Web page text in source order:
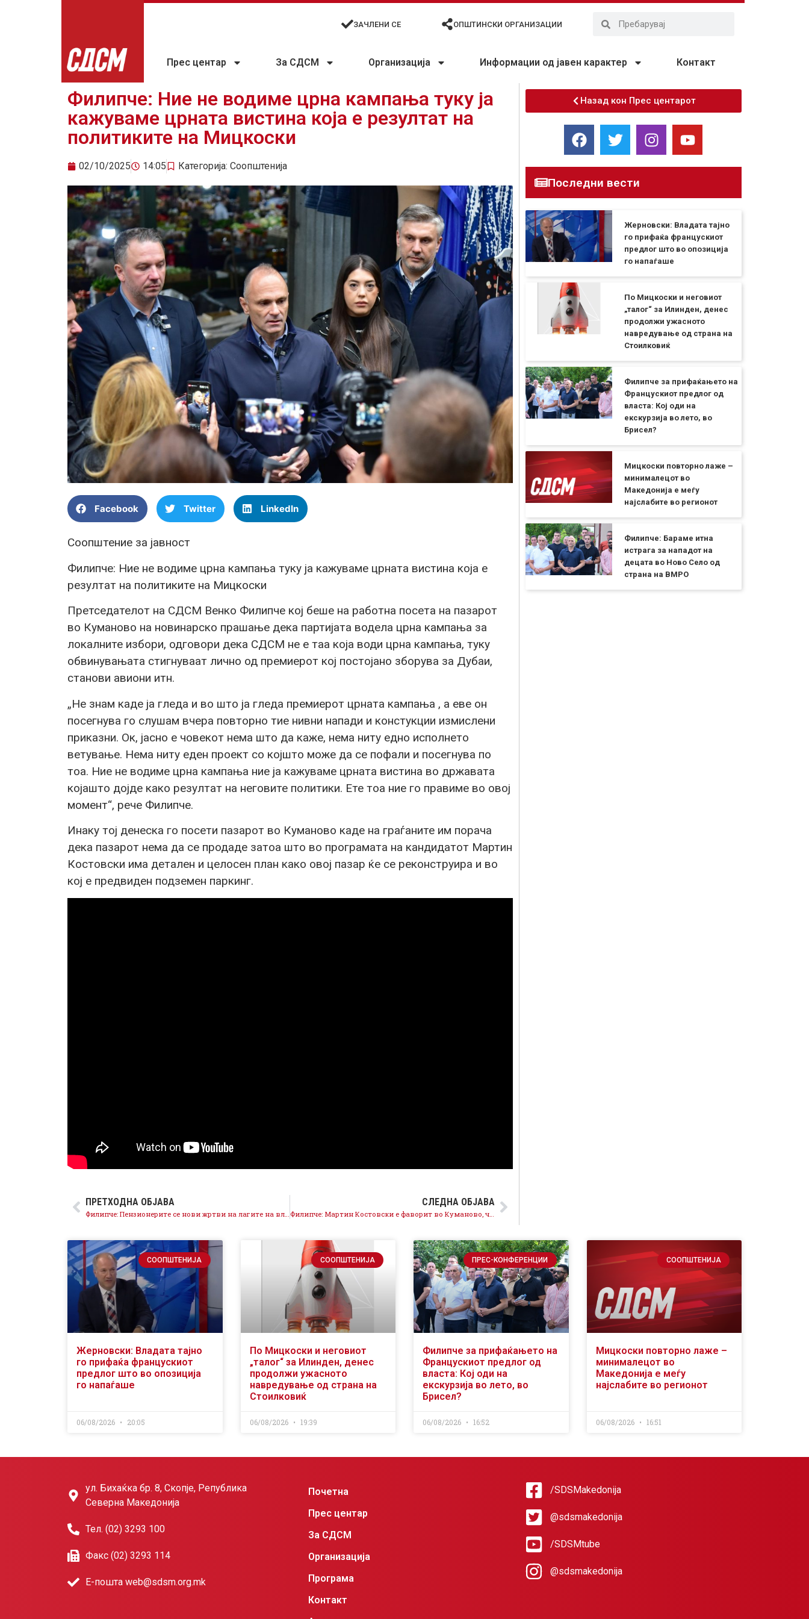
ЗАЧЛЕНИ СЕ ОПШТИНСКИ ОРГАНИЗАЦИИ
Прес центар За СДСМ Организација Информации од јавен карактер Контакт
Филипче: Ние не водиме црна кампања туку ја
кажуваме црната вистина која е резултат на
политиките на Мицкоски
02/10/2025 14:05 Категорија: Соопштенија
Facebook Twitter LinkedIn
Соопштение за јавност
Филипче: Ние не водиме црна кампања туку ја кажуваме црната вистина која е
резултат на политиките на Мицкоски
Претседателот на СДСМ Венко Филипче кој беше на работна посета на пазарот
во Куманово на новинарско прашање дека партијата водела црна кампања за
локалните избори, одговори дека СДСМ не е таа која води црна кампања, туку
обвинувањата стигнуваат лично од премиерот кој постојано зборува за Дубаи,
станови авиони итн.
„Не знам каде ја гледа и во што ја гледа премиерот црната кампања , а еве он
посегнува го слушам вчера повторно тие нивни напади и констукции измислени
приказни. Ок, јасно е човекот нема што да каже, нема ниту едно исполнето
ветување. Нема ниту еден проект со којшто може да се пофали и посегнува по
тоа. Ние не водиме црна кампања ние ја кажуваме црната вистина во државата
којашто дојде како резултат на неговите политики. Ете тоа ние го правиме во овој
момент“, рече Филипче.
Инаку тој денеска го посети пазарот во Куманово каде на граѓаните им порача
дека пазарот нема да се продаде затоа што во програмата на кандидатот Мартин
Костовски има детален и целосен план како овој пазар ќе се реконструира и во
кој е предвиден подземен паркинг.
ПРЕТХОДНА ОБЈАВА СЛЕДНА ОБЈАВА
Назад кон Прес центарот
Последни вести
Жерновски: Владата тајно
го прифаќа францускиот
предлог што во опозиција
го напаѓаше
По Мицкоски и неговиот
„талог“ за Илинден, денес
продолжи ужасното
навредување од страна на
Стоилковиќ
Филипче за прифаќањето на
Францускиот предлог од
власта: Кој оди на
екскурзија во лето, во
Брисел?
Мицкоски повторно лаже –
минималецот во
Македонија е меѓу
најслабите во регионот
Филипче: Бараме итна
истрага за нападот на
децата во Ново Село од
страна на ВМРО
СООПШТЕНИЈА
Жерновски: Владата тајно
го прифаќа францускиот
предлог што во опозиција
го напаѓаше
06/08/2026 20:05
СООПШТЕНИЈА
По Мицкоски и неговиот
„талог“ за Илинден, денес
продолжи ужасното
навредување од страна на
Стоилковиќ
06/08/2026 19:39
ПРЕС-КОНФЕРЕНЦИИ
Филипче за прифаќањето на
Францускиот предлог од
власта: Кој оди на
екскурзија во лето, во
Брисел?
06/08/2026 16:52
СООПШТЕНИЈА
Мицкоски повторно лаже –
минималецот во
Македонија е меѓу
најслабите во регионот
06/08/2026 16:51
ул. Бихаќка бр. 8, Скопје, Република
Северна Македонија
Тел. (02) 3293 100
Факс (02) 3293 114
Е-пошта web@sdsm.org.mk
Почетна
Прес центар
За СДСМ
Организација
Програма
Контакт
/SDSMakedonija
@sdsmakedonija
/SDSMtube
@sdsmakedonija